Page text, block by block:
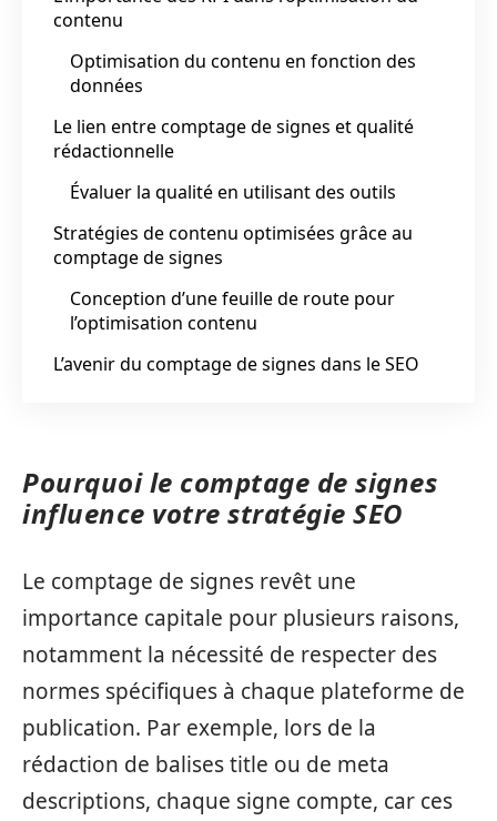
contenu
Optimisation du contenu en fonction des
données
Le lien entre comptage de signes et qualité
rédactionnelle
Évaluer la qualité en utilisant des outils
Stratégies de contenu optimisées grâce au
comptage de signes
Conception d’une feuille de route pour
l’optimisation contenu
L’avenir du comptage de signes dans le SEO
Pourquoi le comptage de signes
influence votre stratégie SEO
Le comptage de signes revêt une
importance capitale pour plusieurs raisons,
notamment la nécessité de respecter des
normes spécifiques à chaque plateforme de
publication. Par exemple, lors de la
rédaction de balises title ou de meta
descriptions, chaque signe compte, car ces